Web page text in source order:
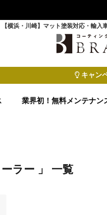
【横浜・川崎】マット塗装対応・輸
キャン
業界初！無料メンテナン
ーラー 」 一覧